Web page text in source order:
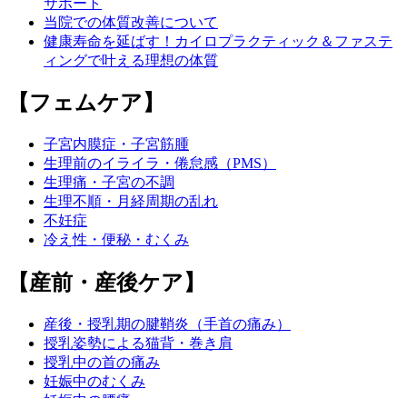
当院での体質改善について
健康寿命を延ばす！カイロプラクティック＆ファステ
ィングで叶える理想の体質
【フェムケア】
子宮内膜症・子宮筋腫
生理前のイライラ・倦怠感（PMS）
生理痛・子宮の不調
生理不順・月経周期の乱れ
不妊症
冷え性・便秘・むくみ
【産前・産後ケア】
産後・授乳期の腱鞘炎（手首の痛み）
授乳姿勢による猫背・巻き肩
授乳中の首の痛み
妊娠中のむくみ